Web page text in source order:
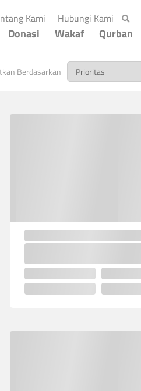
Kami(current)
Hubungi Kami(current)
Donasi Wakaf Qurban
Berdasarkan